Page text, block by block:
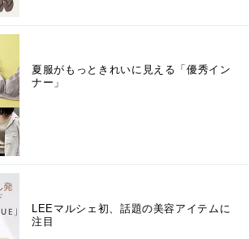
夏服がもっときれいに見える「優秀イン
ナー」
LEEマルシェ初、話題の美容アイテムに
注目